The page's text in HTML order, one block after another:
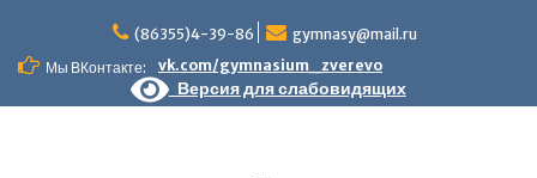
content
(86355)4-39-86
gymnasy@mail.ru
Мы ВКонтакте:
vk.com/gymnasium_zverevo
Версия для слабовидящих